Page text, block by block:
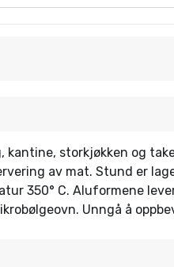
storkjøkken og
av mat. Stund er
350° C. Aluformene
Unngå å